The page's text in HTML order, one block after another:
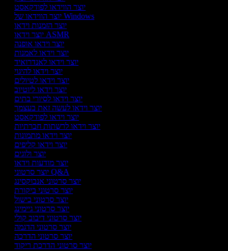
יוצר הווידאו לפודקאסט
יוצר הווידאו של Windows
יוצר הזמנות וידאו
יוצר וידאו ASMR
יוצר וידאו אופנה
יוצר וידאו לאמנות
יוצר וידאו לאנדרואיד
יוצר וידאו להיגוי
יוצר וידאו לטיולים
יוצר וידאו ליוטיוב
יוצר וידאו לסיורי בתים
יוצר וידאו לעשה זאת בעצמך
יוצר וידאו לפודקאסט
יוצר וידאו לרשתות חברתיות
יוצר וידאו מתמונות
יוצר וידאו קליפים
יוצר ולוגים
יוצר מודעות וידאו
יוצר סרטוני Q&A
יוצר סרטוני אנבוקסינג
יוצר סרטוני ביקורת
יוצר סרטוני בישול
יוצר סרטוני גיימינג
יוצר סרטוני דיבוב קולי
יוצר סרטוני הדגמה
יוצר סרטוני הדרכה
יוצר סרטוני הדרכת ריקוד